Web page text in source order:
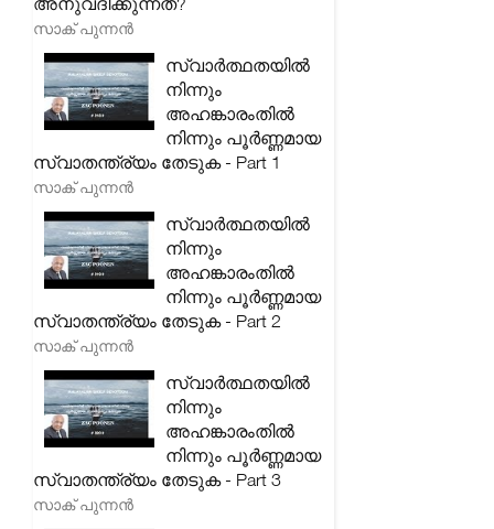
സാക് പുന്നൻ
സ്വാർത്ഥതയിൽ
നിന്നും
അഹങ്കാരംതിൽ
നിന്നും പൂർണ്ണമായ
സ്വാതന്ത്ര്യം തേടുക - Part 1
സാക് പുന്നൻ
സ്വാർത്ഥതയിൽ
നിന്നും
അഹങ്കാരംതിൽ
നിന്നും പൂർണ്ണമായ
സ്വാതന്ത്ര്യം തേടുക - Part 2
സാക് പുന്നൻ
സ്വാർത്ഥതയിൽ
നിന്നും
അഹങ്കാരംതിൽ
നിന്നും പൂർണ്ണമായ
സ്വാതന്ത്ര്യം തേടുക - Part 3
സാക് പുന്നൻ